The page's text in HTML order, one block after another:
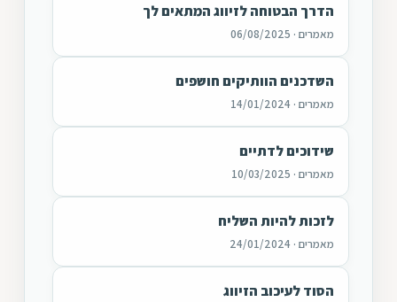
הדרך הבטוחה לזיווג המתאים לך
מאמרים · 06/08/2025
השדכנים הוותיקים חושפים
מאמרים · 14/01/2024
שידוכים לדתיים
מאמרים · 10/03/2025
לזכות להיות השליח
מאמרים · 24/01/2024
הסוד לעיכוב הזיווג